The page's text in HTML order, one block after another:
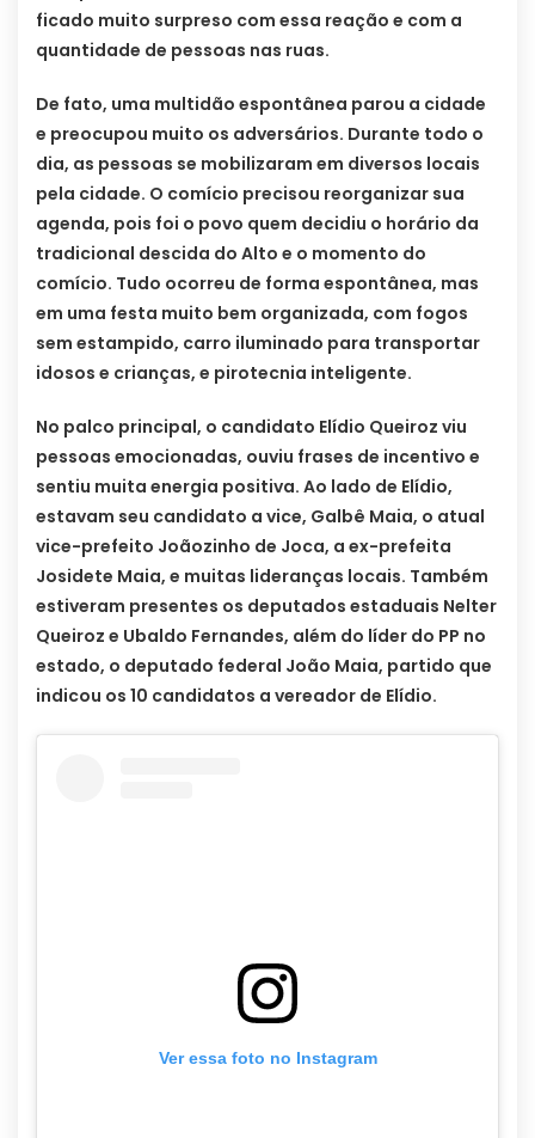
ficado muito surpreso com essa reação e com a
quantidade de pessoas nas ruas.
De fato, uma multidão espontânea parou a cidade
e preocupou muito os adversários. Durante todo o
dia, as pessoas se mobilizaram em diversos locais
pela cidade. O comício precisou reorganizar sua
agenda, pois foi o povo quem decidiu o horário da
tradicional descida do Alto e o momento do
comício. Tudo ocorreu de forma espontânea, mas
em uma festa muito bem organizada, com fogos
sem estampido, carro iluminado para transportar
idosos e crianças, e pirotecnia inteligente.
No palco principal, o candidato Elídio Queiroz viu
pessoas emocionadas, ouviu frases de incentivo e
sentiu muita energia positiva. Ao lado de Elídio,
estavam seu candidato a vice, Galbê Maia, o atual
vice-prefeito Joãozinho de Joca, a ex-prefeita
Josidete Maia, e muitas lideranças locais. Também
estiveram presentes os deputados estaduais Nelter
Queiroz e Ubaldo Fernandes, além do líder do PP no
estado, o deputado federal João Maia, partido que
indicou os 10 candidatos a vereador de Elídio.
Ver essa foto no Instagram